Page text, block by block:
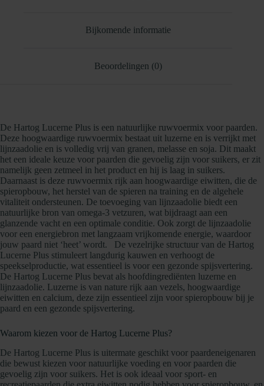
Bijkomende informatie
Beoordelingen (0)
De Hartog Lucerne Plus is een natuurlijke ruwvoermix voor paarden.
Deze hoogwaardige ruwvoermix bestaat uit luzerne en is verrijkt met
lijnzaadolie en is volledig vrij van granen, melasse en soja. Dit maakt
het een ideale keuze voor paarden die gevoelig zijn voor suikers, er zit
namelijk geen zetmeel in het product en hij is laag in suikers.
Daarnaast is deze ruwvoermix rijk aan hoogwaardige eiwitten, die de
spieropbouw, het herstel van de spieren na training en de algehele
vitaliteit ondersteunen. De toevoeging van lijnzaadolie biedt een
natuurlijke bron van omega-3 vetzuren, wat bijdraagt aan een
glanzende vacht en een optimale conditie. Ook zorgt de lijnzaadolie
voor een energiebron met langzaam vrijkomende energie, waardoor
jouw paard niet ‘heet’ wordt. De vezelrijke structuur van de Hartog
Lucerne Plus stimuleert langdurig kauwen en verhoogt de
speekselproductie, wat essentieel is voor een gezonde spijsvertering.
De Hartog Lucerne Plus bevat als hoofdingrediënten luzerne en
lijnzaadolie. Luzerne is van nature rijk aan vezels, hoogwaardige
eiwitten en calcium, deze zijn essentieel zijn voor spieropbouw bij je
paard en een gezonde spijsvertering.
Waarom kiezen voor de Hartog Lucerne Plus?
De Hartog Lucerne Plus is uitermate geschikt voor paardeneigenaren
die bewust kiezen voor natuurlijke voeding en voor paarden die
gevoelig zijn voor suikers. Het is ook ideaal voor sport- en